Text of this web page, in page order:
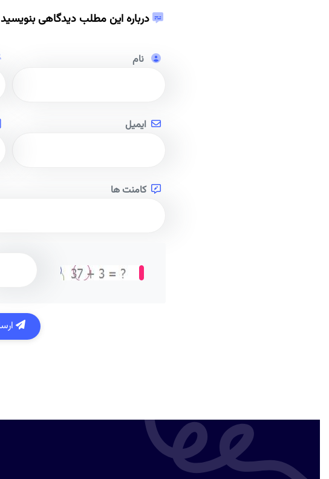
درباره این مطلب دیدگاهی بنویسید
نام
ایمیل
کامنت ها